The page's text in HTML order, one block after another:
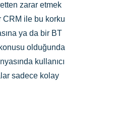
zarar etmek
CRM ile bu korku
ya da bir BT
olduğunda
kullanıcı
sadece kolay